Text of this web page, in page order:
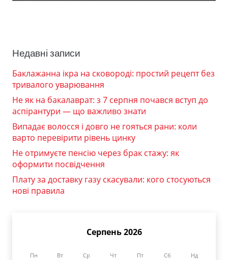
Недавні записи
Баклажанна ікра на сковороді: простий рецепт без
тривалого уварювання
Не як на бакалаврат: з 7 серпня почався вступ до
аспірантури — що важливо знати
Випадає волосся і довго не гояться рани: коли
варто перевірити рівень цинку
Не отримуєте пенсію через брак стажу: як
оформити посвідчення
Плату за доставку газу скасували: кого стосуються
нові правила
Серпень 2026
Пн Вт Ср Чт Пт Сб Нд